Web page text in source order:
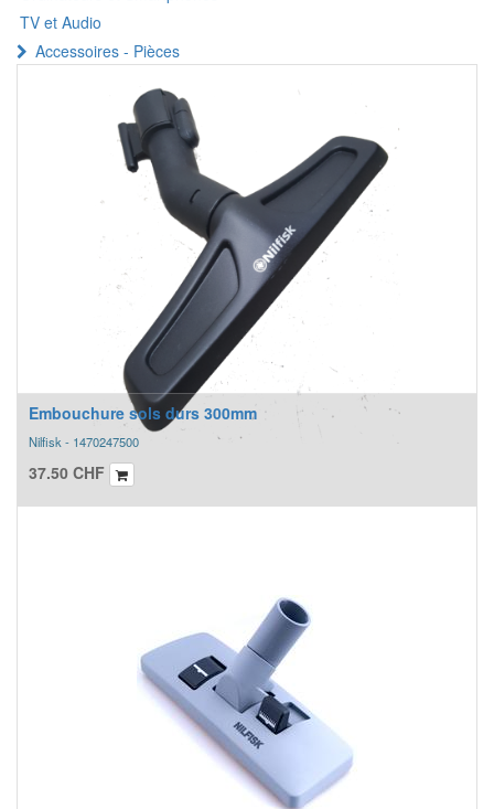
TV et Audio
Accessoires - Pièces
Embouchure sols durs 300mm
Nilfisk - 1470247500
37.50 CHF